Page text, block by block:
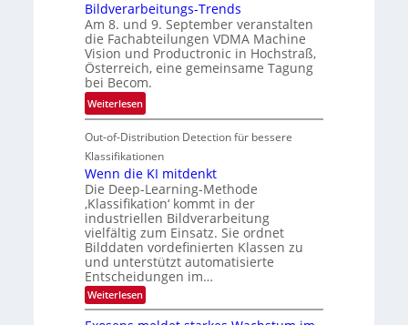
i
c
h
k
e
i
t
e
e
r
i
n
V
I
S
I
O
N
T
e
c
h
T
a
l
k
i
d
e
d
T
o
u
r
n
a
u
d
e
r
V
I
S
Bildverarbeitungs-Trends
Am 8. und 9. September veranstalten
die Fachabteilungen VDMA Machine
Vision und Productronic in Hochstraß,
Österreich, eine gemeinsame Tagung
bei Becom.
Weiterlesen:
T
a
g
u
n
g
z
u
E
l
e
k
Out-of-Distribution Detection für bessere
Klassifikationen
Wenn die KI mitdenkt
Die Deep-Learning-Methode
‚Klassifikation‘ kommt in der
industriellen Bildverarbeitung
vielfältig zum Einsatz. Sie ordnet
Bilddaten vordefinierten Klassen zu
und unterstützt automatisierte
Entscheidungen im…
Weiterlesen:
W